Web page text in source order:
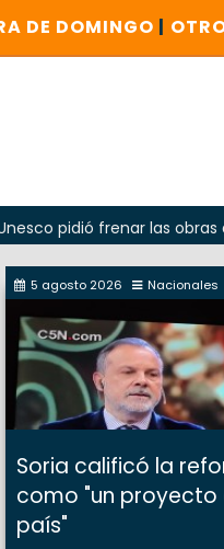
DE DOMINGO |
frenar las obras del
5 agosto 2026 Nacionales
Soria calificó la
como "un
país"